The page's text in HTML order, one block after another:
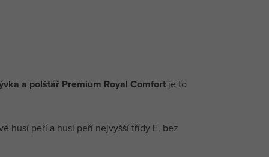
a polštář Premium Royal Comfort je to
husí peří a husí peří nejvyšší třídy E, bez